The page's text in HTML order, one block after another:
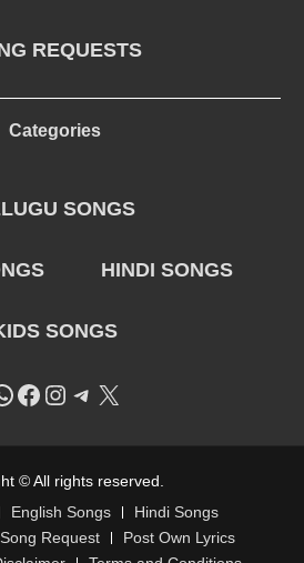
REQUESTS
Categories
SONGS
HINDI SONGS
SONGS
Facebook
Instagram
Telegram
X
© All rights reserved.
English Songs
Hindi Songs
Song Request
Post Own Lyrics